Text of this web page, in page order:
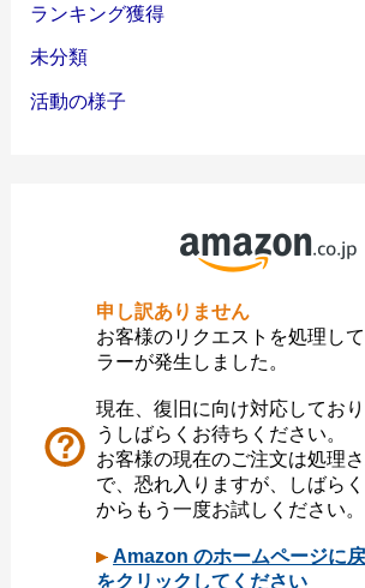
ランキング獲得
未分類
活動の様子